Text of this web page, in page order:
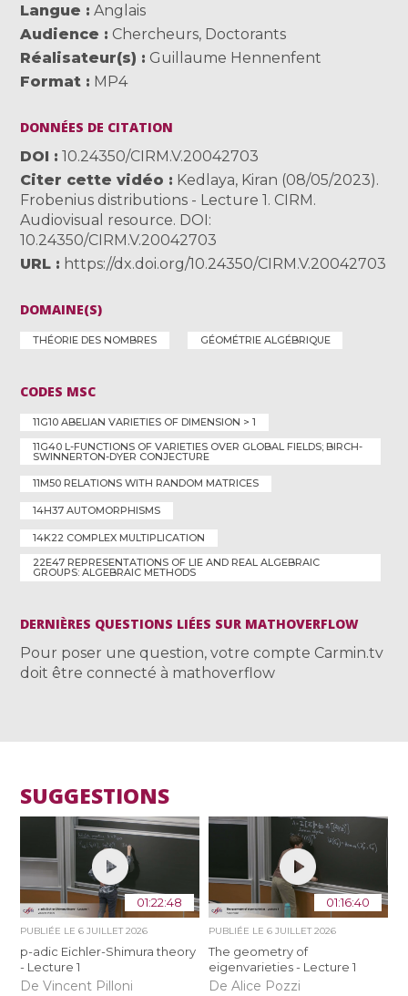
Langue
Anglais
Audience
Chercheurs, Doctorants
Réalisateur(s)
Guillaume Hennenfent
Format
MP4
DONNÉES DE CITATION
DOI
10.24350/CIRM.V.20042703
Citer cette vidéo
Kedlaya, Kiran (08/05/2023).
Frobenius distributions - Lecture 1. CIRM.
Audiovisual resource. DOI:
10.24350/CIRM.V.20042703
URL
https://dx.doi.org/10.24350/CIRM.V.20042703
DOMAINE(S)
THÉORIE DES NOMBRES GÉOMÉTRIE ALGÉBRIQUE
CODES MSC
11G10 ABELIAN VARIETIES OF DIMENSION > 1
11G40 L-FUNCTIONS OF VARIETIES OVER GLOBAL FIELDS; BIRCH-
SWINNERTON-DYER CONJECTURE
11M50 RELATIONS WITH RANDOM MATRICES
14H37 AUTOMORPHISMS
14K22 COMPLEX MULTIPLICATION
22E47 REPRESENTATIONS OF LIE AND REAL ALGEBRAIC
GROUPS: ALGEBRAIC METHODS
DERNIÈRES QUESTIONS LIÉES SUR MATHOVERFLOW
Pour poser une question, votre compte Carmin.tv
doit être connecté à mathoverflow
SUGGESTIONS
01:22:48
PUBLIÉE LE6 JUILLET 2026
p-adic Eichler-Shimura theory
- Lecture 1
De Vincent Pilloni
01:16:40
PUBLIÉE LE 6 JUILLET 2026
The geometry of
eigenvarieties - Lecture 1
De Alice Pozzi